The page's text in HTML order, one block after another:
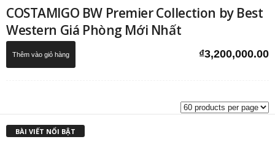
COSTAMIGO BW Premier Collection by Best
Western Giá Phòng Mới Nhất
₫3,200,000.00
Thêm vào giỏ hàng
BÀI VIẾT NỔI BẬT